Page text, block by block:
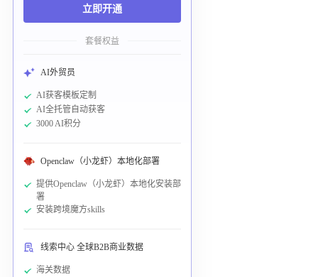
立即开通
套餐权益
AI外贸员
AI获客模板定制
AI全托管自动获客
3000 AI积分
Openclaw（小龙虾）本地化部署
提供Openclaw（小龙虾）本地化安装部
署
安装跨境魔方skills
线索中心 全球B2B商业数据
海关数据